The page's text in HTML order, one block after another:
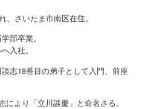
さいたま市南区在住。
部卒業。
入社。
志18番目の弟子として入門、前座
より「立川談慶」と命名さる。